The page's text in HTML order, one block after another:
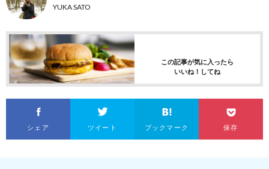
YUKA SATO
この記事が気に入ったら
いいね！してね
シェア ツイート ブックマーク 保存